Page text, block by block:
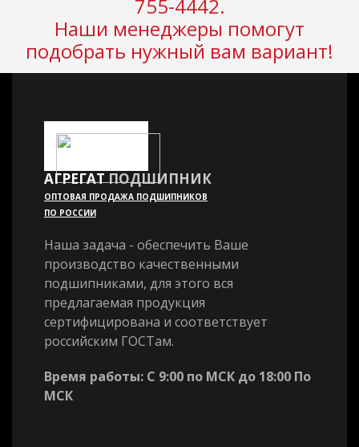
755-4442.
Наши менеджеры помогут
подобрать нужный вам вариант!
АГРЕГАТПОДШИПНИК
ОПТОВАЯ ПРОДАЖА ПОДШИПНИКОВ
ПО РОССИИ
Наша задача - обеспечить Ваше
производство качественными
подшипниками, для этого вся
предлагаемая продукция
сертифицирована и соответствует
российским ГОСТам.
Время работы: С 9:00 по МСК до 18:00 По
МСК